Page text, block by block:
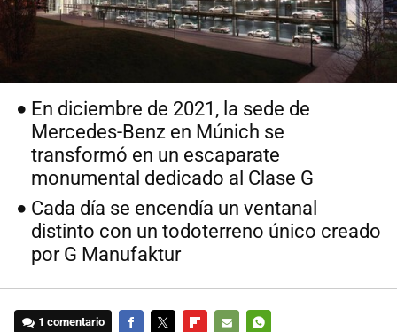
En diciembre de 2021, la sede de
Mercedes-Benz en Múnich se
transformó en un escaparate
monumental dedicado al Clase G
Cada día se encendía un ventanal
distinto con un todoterreno único creado
por G Manufaktur
1 comentario